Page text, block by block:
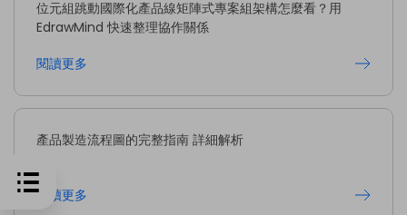
位元組跳動國際化產品線矩陣式專案組架構怎麼看？用
EdrawMind 快速整理協作關係
閱讀更多
產品製造流程圖的完整指南 詳細解析
閱讀更多